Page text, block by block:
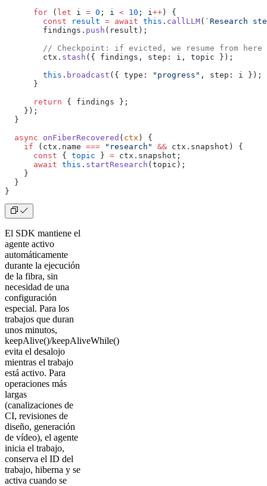
      for
( let i = 0 ; i < 10 ; i++ ) {
        const
result = await this . callLLM( `Research
        findings.
push (result);
        // Checkpoint: if evicted, we resume from here
        ctx.
stash ({ findings, step: i, topic });
        this
. broadcast ({ type: "progress" , step: i });
      }
      return
{ findings };
    });
  }
  async
onFiberRecovered ( ctx ) {
    if
(ctx.name === "research" && ctx.snapshot) {
      const
{ topic } = ctx.snapshot;
      await
this . startResearch (topic);
    }
  }
}
El SDK mantiene el
agente activo
automáticamente
durante la ejecución
de la fibra, sin
necesidad de una
configuración
especial. Para los
trabajos que duran
unos minutos,
keepAlive()/keepAliveWhile()
evita el desalojo
mientras el trabajo
está activo. Para
operaciones más
largas
(canalizaciones de
CI, revisiones de
diseño, generación
de vídeo), el agente
inicia el trabajo,
conserva el ID del
trabajo, hiberna y se
activa cuando se